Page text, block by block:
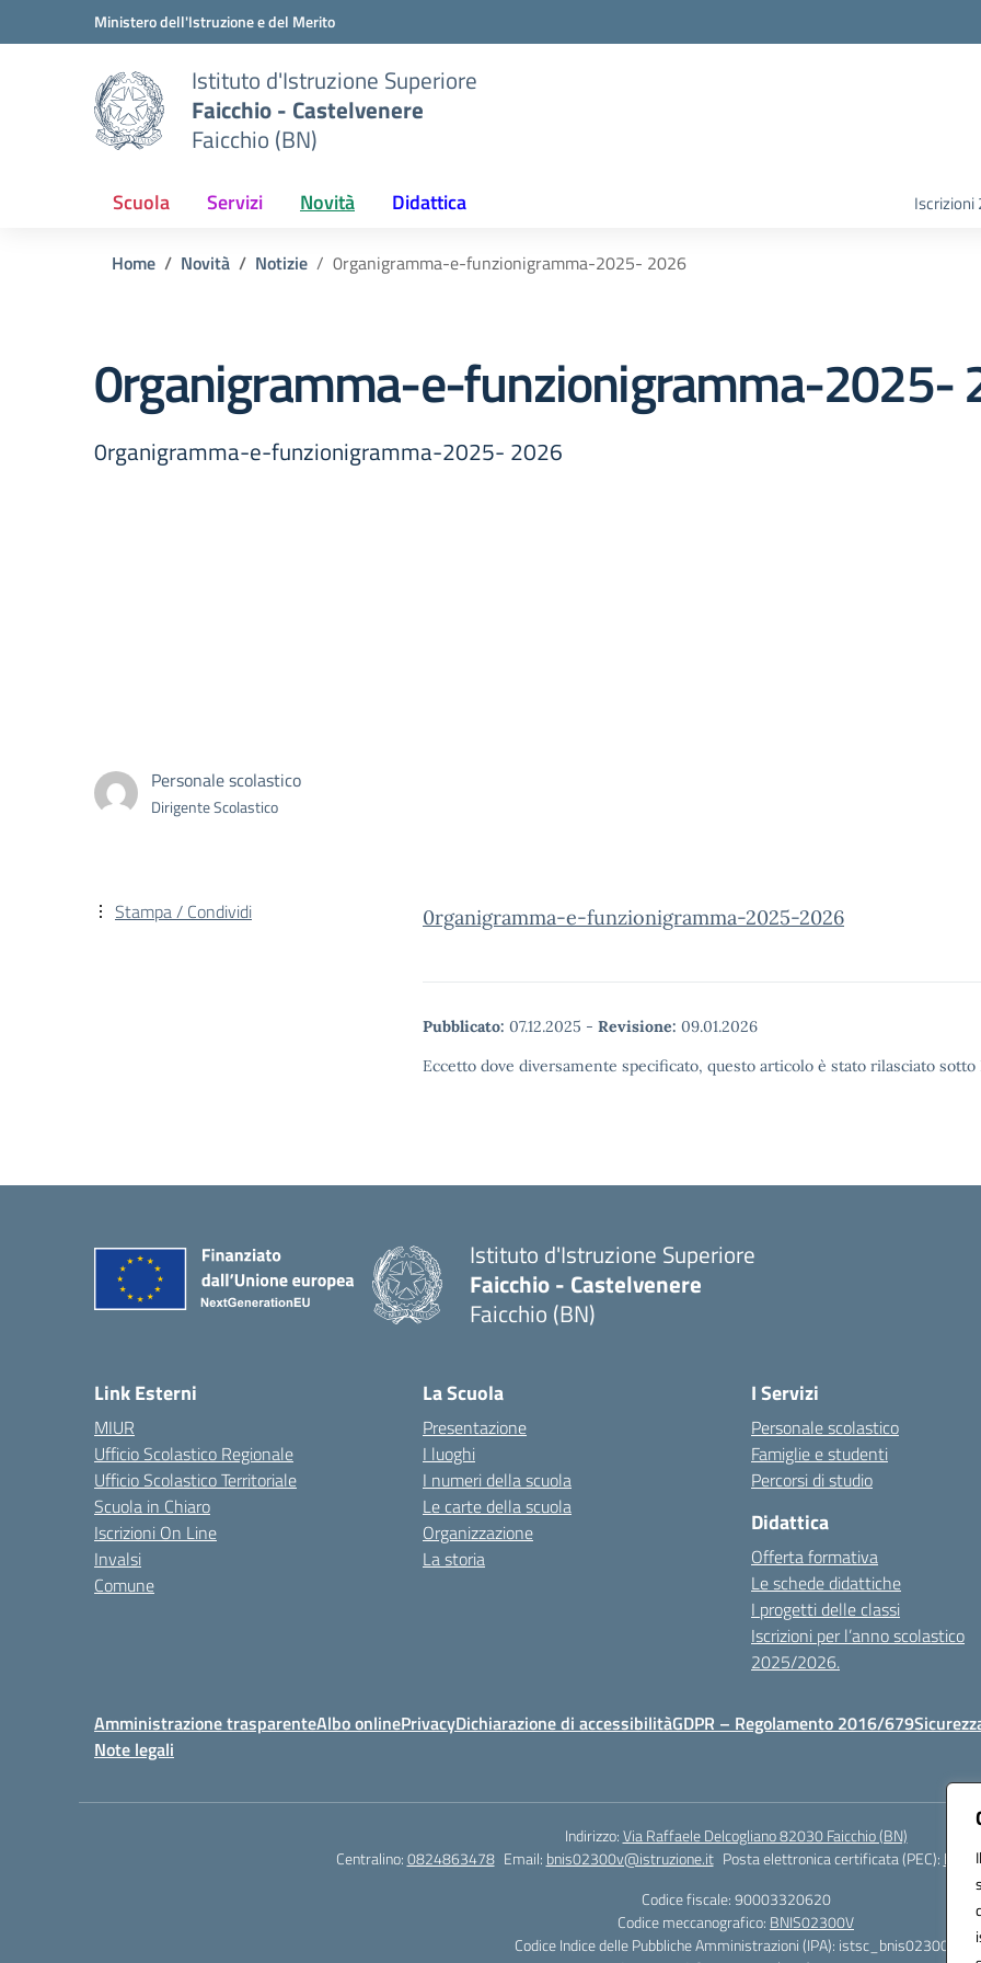
Vai ai contenuti
Vai al menu di navigazioneMinistero dell'Istruzione e del Merito
Istituto d'Istruzione Superiore
Faicchio - Castelvenere
Faicchio (BN)
Scuola Servizi Novità Didattica
Home Novità Notizie 0rganigramma-e-funzionigramma-2025- 2026
0rganigramma-e-funzionigramma-2025-
0rganigramma-e-funzionigramma-2025- 2026
Personale scolastico
Dirigente Scolastico
0rganigramma-e-funzionigramma-2025-2026
Pubblicato: 07.12.2025 - Revisione: 09.01.2026
Eccetto dove diversamente specificato, questo articolo è stato rilasciato
Stampa / Condividi
Istituto d'Istruzione Superiore
Faicchio - Castelvenere
Faicchio (BN)
Link Esterni
MIUR
Ufficio Scolastico Regionale
Ufficio Scolastico Territoriale
Scuola in Chiaro
Iscrizioni On Line
Invalsi
Comune
La Scuola
Presentazione
I luoghi
I numeri della scuola
Le carte della scuola
Organizzazione
La storia
I Servizi
Personale scolastico
Famiglie e studenti
Percorsi di studio
Didattica
Offerta formativa
Le schede didattiche
I progetti delle classi
Iscrizioni per l’anno scolastico
2025/2026.
Amministrazione trasparenteAlbo onlinePrivacyDichiarazione di accessibilitàGDPR – Regolamento 2016/679
Note legali
Indirizzo:Via Raffaele Delcogliano 82030 Faicchio (BN)
Centralino:0824863478 Email: bnis02300v@istruzione.it Posta elettronica certificata (PEC):
Codice fiscale: 90003320620
Codice meccanografico: BNIS02300V
Codice Indice delle Pubbliche Amministrazioni (IPA): istsc_bnis02300v